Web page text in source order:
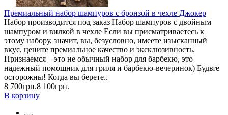
Премиальный набор шампуров с бронзой в чехле Джокер
Набор производится под заказ Набор шампуров с двойным
шампуром и вилкой в чехле Если вы присматриваетесь к
этому набору, значит, вы, безусловно, имеете изысканный
вкус, цените премиальное качество и эксклюзивность.
Признаемся – это не обычный набор для барбекю, это
надежный помощник для гриля и барбекю-вечеринок) Будьте
осторожны! Когда вы берете..
8 700грн.8 100грн.
В корзину